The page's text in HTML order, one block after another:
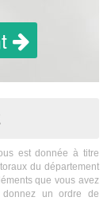
est donnée à titre
du département
que vous avez
un ordre de